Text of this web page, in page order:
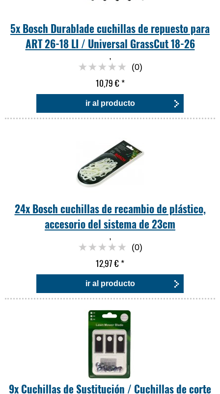
5x Bosch Durablade cuchillas de repuesto para
ART 26-18 LI / Universal GrassCut 18-26
,
(0)
10,79 €*
ir al producto
24x Bosch cuchillas de recambio de plástico,
accesorio del sistema de 23cm
,
(0)
12,97 €*
ir al producto
9x Cuchillas de Sustitución / Cuchillas de corte